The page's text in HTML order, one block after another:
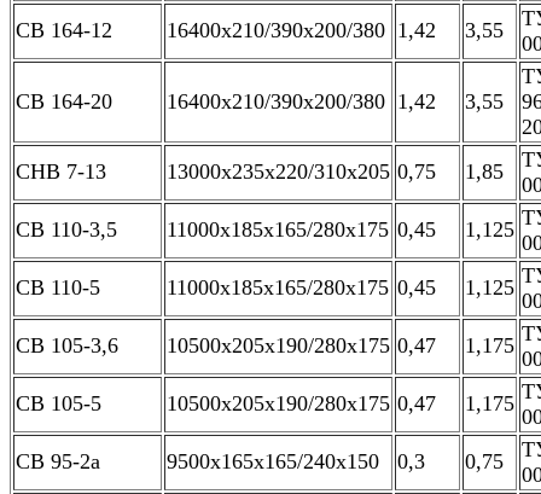
СВ 164-12
16400х210/390х200/380 1,42 3,55
СВ 164-20 16400х210/390х200/380 1,42 3,55
СНВ 7-13
13000х235х220/310х205 0,75 1,85
СВ 110-3,5
11000х185х165/280х175 0,45 1,125
СВ 110-5
11000х185х165/280х175 0,45 1,125
СВ 105-3,6
10500х205х190/280х175 0,47 1,175
СВ 105-5
10500х205х190/280х175 0,47 1,175
СВ 95-2а
9500х165х165/240х150 0,3 0,75